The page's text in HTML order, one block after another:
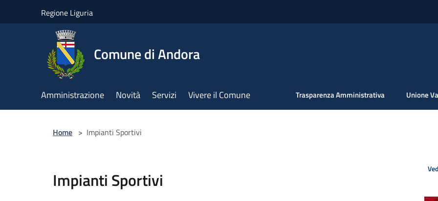
Regione Liguria
Comune di Andora
Amministrazione Novità Servizi Vivere il Comune Trasparenza Amministrativa Unione
Home > Impianti Sportivi
Impianti Sportivi